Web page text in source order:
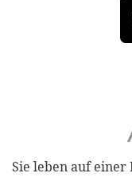
Sie leben auf einer